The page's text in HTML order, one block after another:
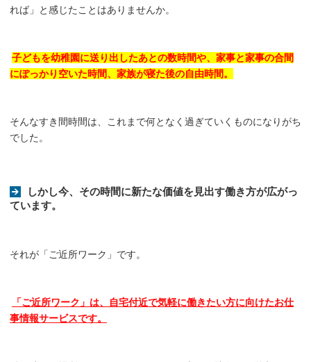
れば」と感じたことはありませんか。
子どもを幼稚園に送り出したあとの数時間や、家事と家事の合間
にぽっかり空いた時間、家族が寝た後の自由時間。
そんなすき間時間は、これまで何となく過ぎていくものになりがち
でした。
しかし今、その時間に新たな価値を見出す働き方が広がっ
ています。
それが「ご近所ワーク」です。
「ご近所ワーク」は、自宅付近で気軽に働きたい方に向けたお仕
事情報サービスです。